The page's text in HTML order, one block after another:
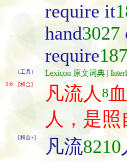
require it
hand3027
require
[工具] Lexicon 原文词典 |
9:6 [和合] 凡流人 8
人，是
[和合+] 凡流8210